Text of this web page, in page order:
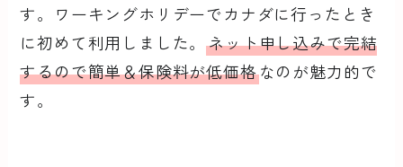
す。ワーキングホリデーでカナダに行ったとき
に初めて利用しました。ネット申し込みで完結
するので簡単＆保険料が低価格なのが魅力的で
す。